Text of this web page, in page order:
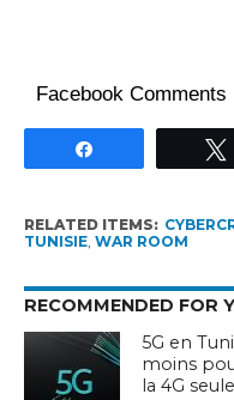
Facebook Comments
RELATED ITEMS:
TUNISIE, WAR ROOM
RECOMMENDED FOR
5G en
moins
la 4G